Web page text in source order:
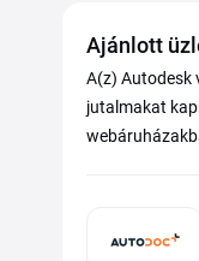
Ajánlott
A(z) Autodesk
jutalmakat